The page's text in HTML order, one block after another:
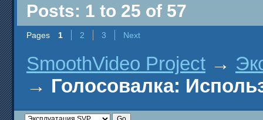
Posts: 1 to 25 of 57
Pages 1 2 3 Next
SmoothVideo Project →
→ Голосовалка: